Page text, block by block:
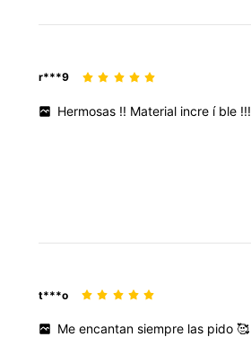
r***9
Hermosas !! Material incre í ble !!!
t***o
Meencantansiempre las pido🥰